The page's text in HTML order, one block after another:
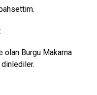
Burgu Makarna
dinlediler.